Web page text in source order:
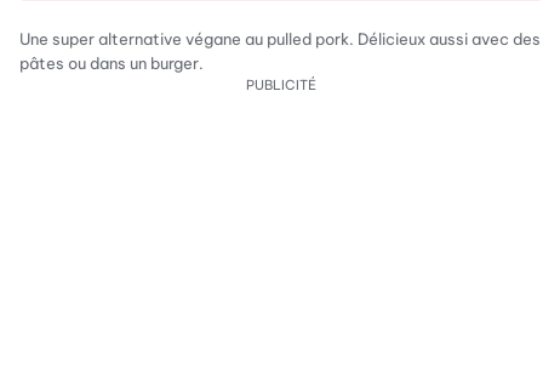
Une super alternative végane au pulled pork. Délicieux aussi avec des
pâtes ou dans un burger.
PUBLICITÉ